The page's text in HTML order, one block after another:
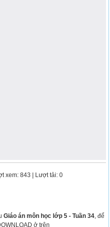
xem: 843 | Lượt tải: 0
Giáo án môn học lớp 5 - Tuần 34 , để
ở trên